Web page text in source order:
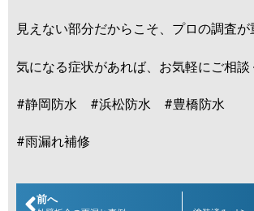
見えない部分だからこそ、プロの調査
気になる症状があれば、お気軽にご相談
#静岡防水 #浜松防水 #豊橋防水
#雨漏れ補修
前へ